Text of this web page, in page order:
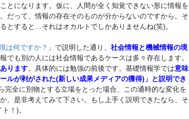
とになります。仮に、人間が全く知覚できない形に情報を
だって、情報の存在そのものが分からないのですから。そ
とすると…それはオカルトでしかありませんね(笑)。
は何ですか？ 」で説明した通り、 社会情報と機械情報の境
でも別の人には社会情報であるケースは多々存在します。
ります。具体的には勉強の前後です。基礎情報学では意味
ルが剥がされた(新しい成果メディアの獲得)」と説明でき
完全に別物とする立場をとった場合、この通時的な変化を
、是非考えてみて下さい。もし上手く説明できたなら、そ
！)。